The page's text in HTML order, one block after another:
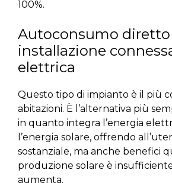
100%.
Autoconsumo diretto
installazione
elettrica
Questo tipo di impianto è il più
abitazioni. È l’alternativa più
in quanto integra l’energia
l’energia solare, offrendo
sostanziale, ma anche benefici
produzione solare è
aumenta.